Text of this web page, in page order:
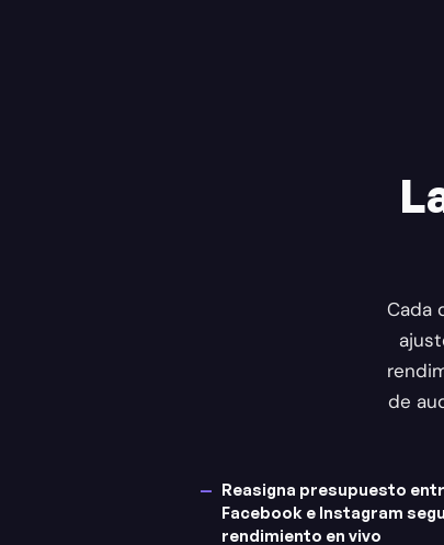
Cada
de
Reasigna presupuesto
Facebook e Instagram
rendimiento en vivo